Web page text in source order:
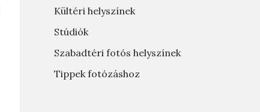
Kültéri helyszínek
Stúdiók
Szabadtéri fotós helyszínek
Tippek fotózáshoz